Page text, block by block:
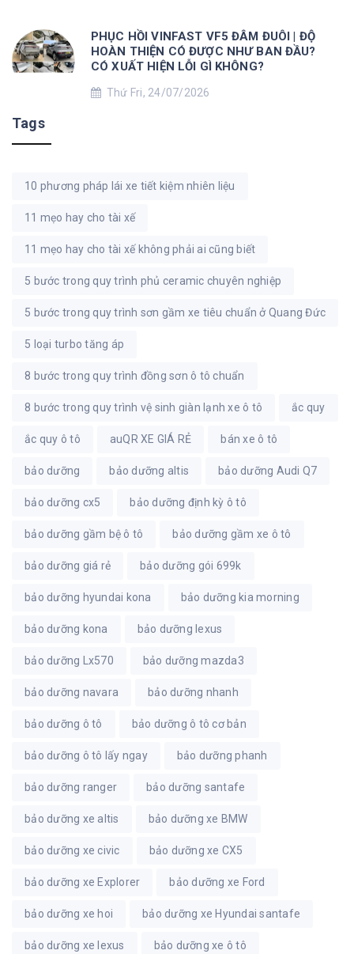
PHỤC HỒI VINFAST VF5 ĐÂM ĐUÔI | ĐỘ
HOÀN THIỆN CÓ ĐƯỢC NHƯ BAN ĐẦU?
CÓ XUẤT HIỆN LỖI GÌ KHÔNG?
Thứ Fri, 24/07/2026
Tags
10 phương pháp lái xe tiết kiệm nhiên liệu
11 mẹo hay cho tài xế
11 mẹo hay cho tài xế không phải ai cũng biết
5 bước trong quy trình phủ ceramic chuyên nghiệp
5 bước trong quy trình sơn gầm xe tiêu chuẩn ở Quang Đức
5 loại turbo tăng áp
8 bước trong quy trình đồng sơn ô tô chuẩn
8 bước trong quy trình vệ sinh giàn lạnh xe ô tô ắc quy
ắc quy ô tô auQR XE GIÁ RẺ bán xe ô tô
bảo dưỡng bảo dưỡng altis bảo dưỡng Audi Q7
bảo dưỡng cx5 bảo dưỡng định kỳ ô tô
bảo dưỡng gầm bệ ô tô bảo dưỡng gầm xe ô tô
bảo dưỡng giá rẻ bảo dưỡng gói 699k
bảo dưỡng hyundai kona bảo dưỡng kia morning
bảo dưỡng kona bảo dưỡng lexus
bảo dưỡng Lx570 bảo dưỡng mazda3
bảo dưỡng navara bảo dưỡng nhanh
bảo dưỡng ô tô bảo dưỡng ô tô cơ bản
bảo dưỡng ô tô lấy ngay bảo dưỡng phanh
bảo dưỡng ranger bảo dưỡng santafe
bảo dưỡng xe altis bảo dưỡng xe BMW
bảo dưỡng xe civic bảo dưỡng xe CX5
bảo dưỡng xe Explorer bảo dưỡng xe Ford
bảo dưỡng xe hoi bảo dưỡng xe Hyundai santafe
bảo dưỡng xe lexus bảo dưỡng xe ô tô